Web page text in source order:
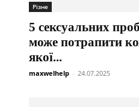
Різне
5 сексуальних
може потрапити
якої...
maxwelhelp - 24.07.2025